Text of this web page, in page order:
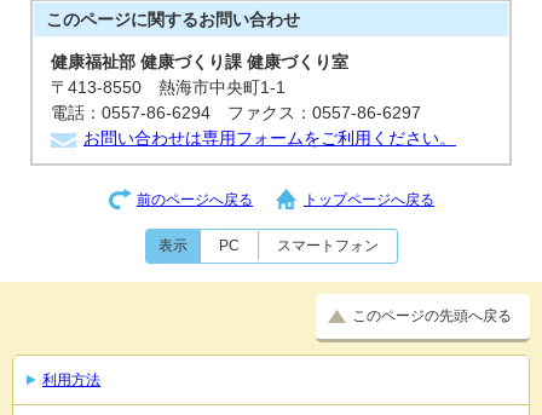
このページに関するお問い合わせ
健康福祉部 健康づくり課 健康づくり室
〒413-8550 熱海市中央町1-1
電話：0557-86-6294 ファクス：0557-86-6297
お問い合わせは専用フォームをご利用ください。
前のページへ戻る トップページへ戻る
表示 PC スマートフォン
このページの先頭へ戻る
利用方法